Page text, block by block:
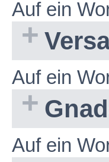
Auf ein
Auf ein
Auf ein